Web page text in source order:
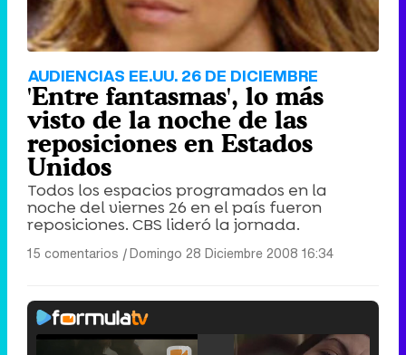
AUDIENCIAS EE.UU. 26 DE DICIEMBRE
'Entre fantasmas', lo más
visto de la noche de las
reposiciones en Estados
Unidos
Todos los espacios programados en la
noche del viernes 26 en el país fueron
reposiciones. CBS lideró la jornada.
15 comentarios |Domingo 28 Diciembre 2008 16:34